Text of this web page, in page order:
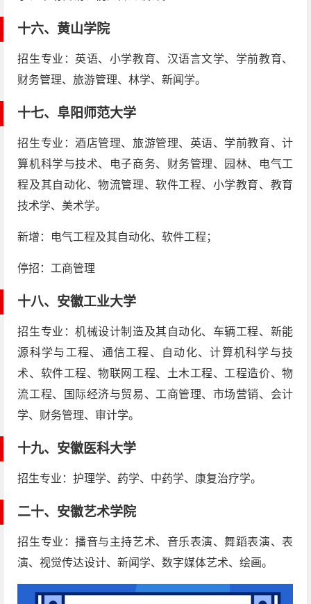
十六、 黄山学院
招生专业：英语、小学教育、汉语言文学、学前教育、
财务管理、旅游管理、林学、新闻学。
十七、 阜阳师范大学
招生专业：酒店管理、旅游管理、英语、学前教育、计
算机科学与技术、电子商务、财务管理、园林、电气工
程及其自动化、物流管理、软件工程、小学教育、教育
技术学、美术学。
新增：电气工程及其自动化、软件工程；
停招：工商管理
十八、 安徽工业大学
招生专业：机械设计制造及其自动化、车辆工程、新能
源科学与工程、通信工程、自动化、计算机科学与技
术、软件工程、物联网工程、土木工程、工程造价、物
流工程、国际经济与贸易、工商管理、市场营销、会计
学、财务管理、审计学。
十九、 安徽医科大学
招生专业：护理学、药学、中药学、康复治疗学。
二十、 安徽艺术学院
招生专业：播音与主持艺术、音乐表演、舞蹈表演、表
演、视觉传达设计、新闻学、数字媒体艺术、绘画。